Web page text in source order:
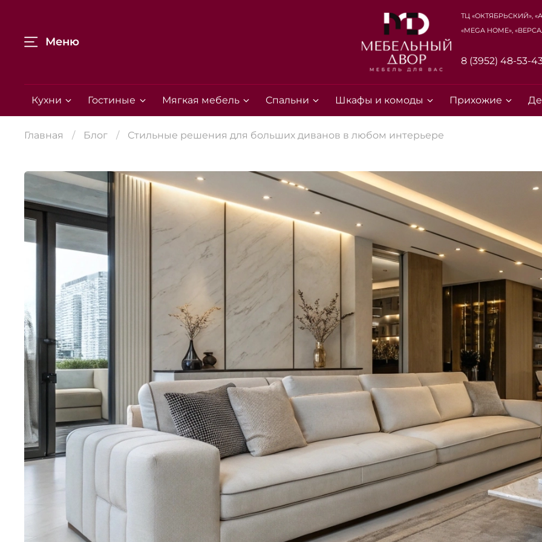
Меню
ТЦ «Октябрьский»,
«Mega Home»,
8 (3952) 48-53-
Кухни Гостиные Мягкая мебель Спальни Шкафы и комоды Прихожие
Главная Блог Стильные решения для больших диванов в любом интерьере
Для клиентов всех банков
оплату на части
Сегодня
%
Добавляйте товары в корзину
Оплачивайте сегодня только25 % картой любого
Получайте товарвыбранный способом
Оставшиеся75% будутсписываться